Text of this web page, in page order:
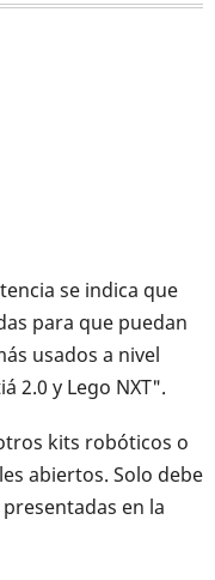
se indica que
para que puedan
usados a nivel
2.0 y Lego NXT".
kits robóticos o
abiertos. Solo debe
en la